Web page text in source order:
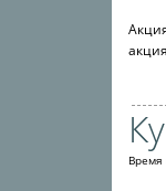
Время